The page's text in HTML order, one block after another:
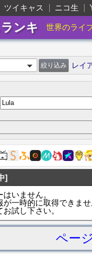
ツイキャス ニコ生
ンキ
世界のライ
レイ
]
いません。
が一時的に取得できませ
試し下さい。
ペー